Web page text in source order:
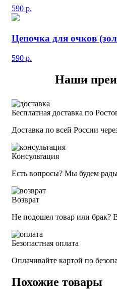
590 р.
Цепочка для очков
590 р.
Наши
Бесплатная доставка по
Доставка по всей России
Консультация
Есть вопросы? Мы будем
Возврат
Не подошел товар или брак?
Безопастная оплата
Оплачивайте картой по
Похожие товары